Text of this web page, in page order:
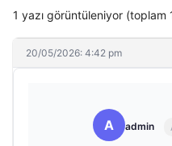
1 yazı görüntüleniyor (toplam
20/05/2026: 4:42 pm
A admin